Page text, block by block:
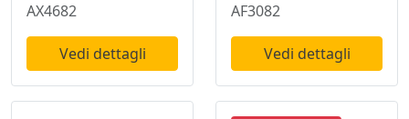
AX4682
Vedi dettagli
AF3082
Vedi dettagli